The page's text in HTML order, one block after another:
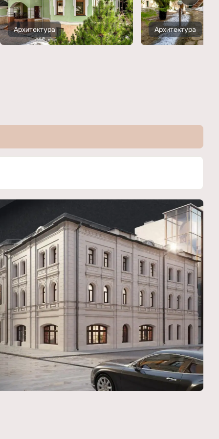
Архитектура Архитектура